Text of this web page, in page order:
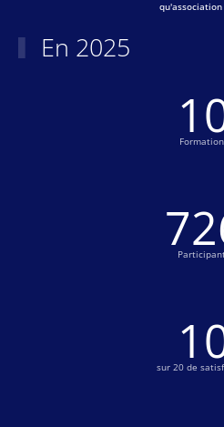
qu'association
En 2025
sur 20 de